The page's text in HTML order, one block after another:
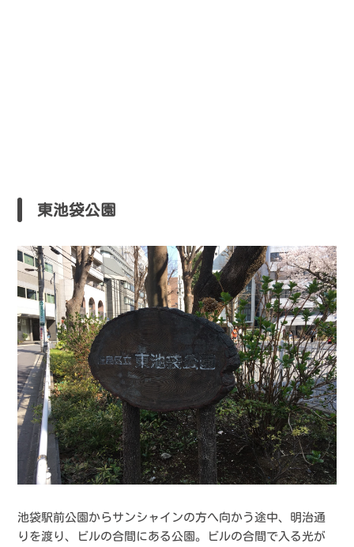
東池袋公園
池袋駅前公園からサンシャインの方へ向かう途中、明治通
りを渡り、ビルの合間にある公園。ビルの合間で入る光が